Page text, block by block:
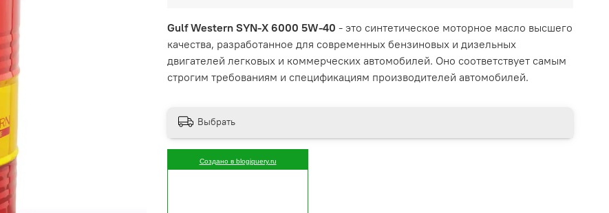
Gulf Western SYN-X 6000 5W-40 - это синтетическое моторное масло высшего
качества, разработанное для современных бензиновых и дизельных
двигателей легковых и коммерческих автомобилей. Оно соответствует самым
строгим требованиям и спецификациям производителей автомобилей.
Выбрать
Создано в blogjquery.ru